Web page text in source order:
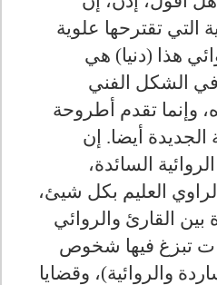
التي تقترحها علوية
هذا (دنيا) هي
في الشكل الفني
وإنما تقدم أطروحة
الجديدة أيضا. إن
السائدة،
العليم بكل شيئ،
بين القارئ والروائي
تبزغ فيها شخوص
والروائية)، وقضايا